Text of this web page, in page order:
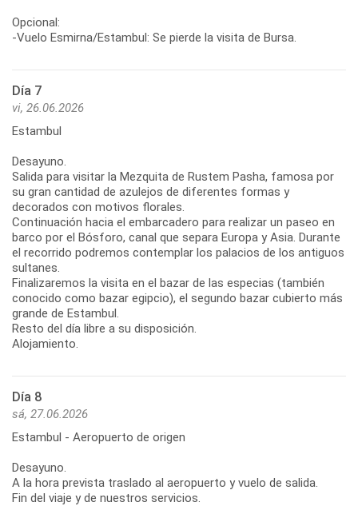
Opcional:
-Vuelo Esmirna/Estambul: Se pierde la visita de Bursa.
Día 7
vi, 26.06.2026
Estambul
Desayuno.
Salida para visitar la Mezquita de Rustem Pasha, famosa por
su gran cantidad de azulejos de diferentes formas y
decorados con motivos florales.
Continuación hacia el embarcadero para realizar un paseo en
barco por el Bósforo, canal que separa Europa y Asia. Durante
el recorrido podremos contemplar los palacios de los antiguos
sultanes.
Finalizaremos la visita en el bazar de las especias (también
conocido como bazar egipcio), el segundo bazar cubierto más
grande de Estambul.
Resto del día libre a su disposición.
Alojamiento.
Día 8
sá, 27.06.2026
Estambul - Aeropuerto de origen
Desayuno.
A la hora prevista traslado al aeropuerto y vuelo de salida.
Fin del viaje y de nuestros servicios.